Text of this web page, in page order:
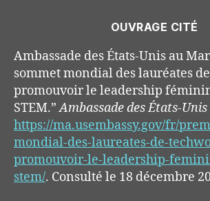
OUVRAGE CITÉ
Ambassade des États-Unis au
sommet mondial des lauréates
promouvoir le leadership
STEM.”Ambassade des États-
https://ma.usembassy.gov/fr/
mondial-des-laureates-de-
promouvoir-le-leadership-
stem/. Consulté le 18 décembre